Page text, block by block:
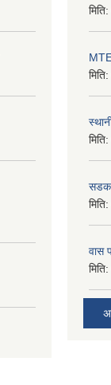
मिति:
मिति:
मिति:
सडक
मिति:
वास
मिति: